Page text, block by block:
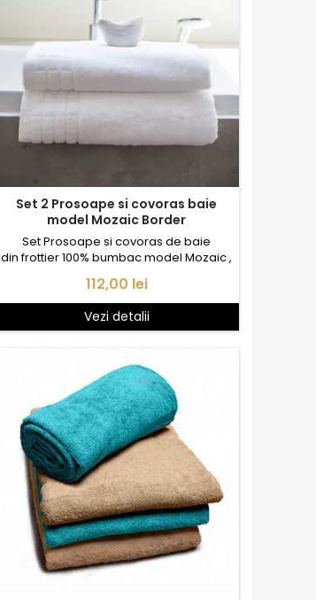
Set 2 Prosoape si covoras baie
model Mozaic Border
Set Prosoape si covoras de baie
din frottier 100% bumbac model Mozaic ,
cu fir dublu rasucit, greutate tesatura
600gr/mp la prosoape si 800gr/mp la
covorase. Cadou un prosop maini.
Pret
112,00 lei
Vezi detalii